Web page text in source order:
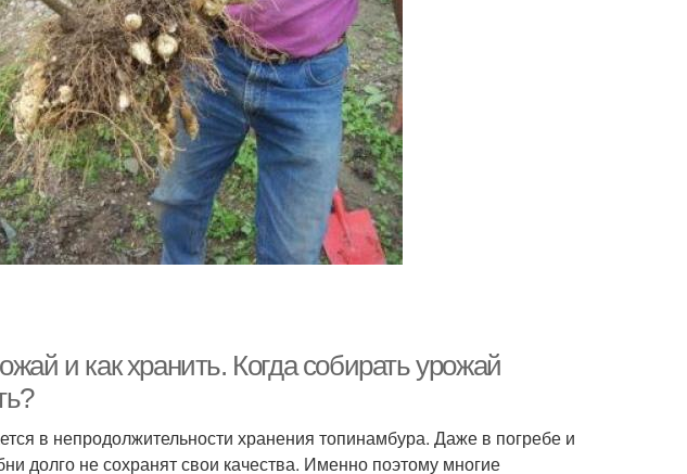
и как хранить. Когда собирать урожай
в непродолжительности хранения топинамбура. Даже в погребе и
долго не сохранят свои качества. Именно поэтому многие